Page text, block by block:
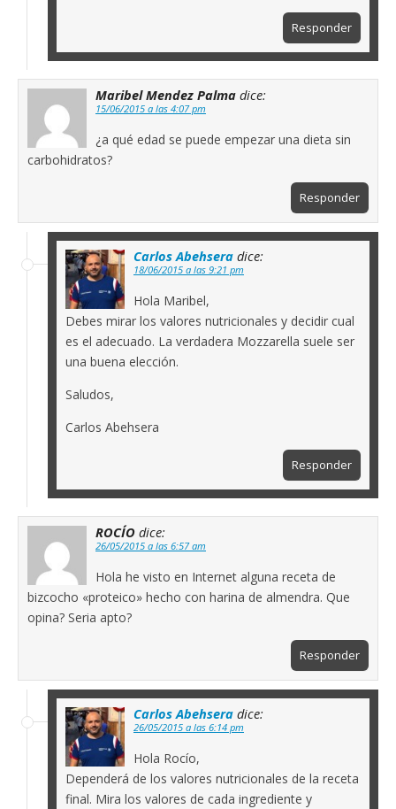
Responder
Maribel Mendez Palma dice:
15/06/2015 a las 4:07 pm
¿a qué edad se puede empezar una dieta sin
carbohidratos?
Responder
Carlos Abehsera dice:
18/06/2015 a las 9:21 pm
Hola Maribel,
Debes mirar los valores nutricionales y decidir cual
es el adecuado. La verdadera Mozzarella suele ser
una buena elección.
Saludos,
Carlos Abehsera
Responder
ROCÍO dice:
26/05/2015 a las 6:57 am
Hola he visto en Internet alguna receta de
bizcocho «proteico» hecho con harina de almendra. Que
opina? Seria apto?
Responder
Carlos Abehsera dice:
26/05/2015 a las 6:14 pm
Hola Rocío,
Dependerá de los valores nutricionales de la receta
final. Mira los valores de cada ingrediente y